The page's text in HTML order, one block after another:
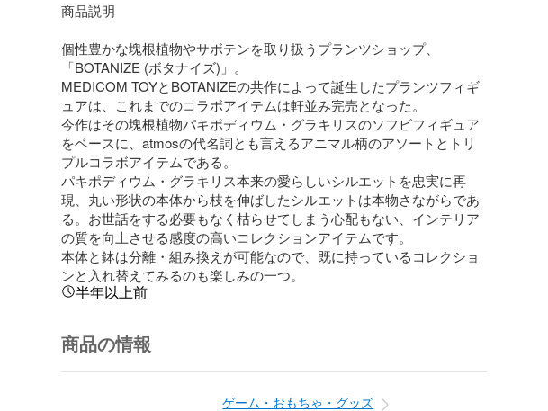
商品説明
個性豊かな塊根植物やサボテンを取り扱うプランツショップ、
「BOTANIZE (ボタナイズ)」。
MEDICOM TOYとBOTANIZEの共作によって誕生したプランツフィギ
ュアは、これまでのコラボアイテムは軒並み完売となった。
今作はその塊根植物パキポディウム・グラキリスのソフビフィギュア
をベースに、atmosの代名詞とも言えるアニマル柄のアソートとトリ
プルコラボアイテムである。
パキポディウム・グラキリス本来の愛らしいシルエットを忠実に再
現、丸い形状の本体から枝を伸ばしたシルエットは本物さながらであ
る。お世話をする必要もなく枯らせてしまう心配もない、インテリア
の質を向上させる感度の高いコレクションアイテムです。
本体と鉢は分離・組み換えが可能なので、既に持っているコレクショ
ンと入れ替えてみるのも楽しみの一つ。
半年以上前
商品の情報
ゲーム・おもちゃ・グッズ